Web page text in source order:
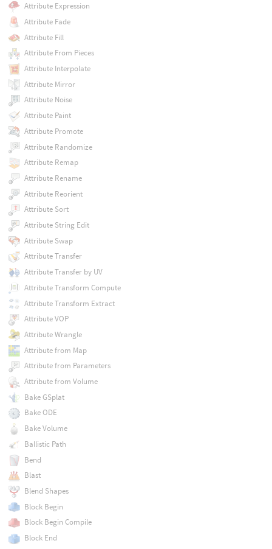
Attribute Expression
Attribute Fade
Attribute Fill
Attribute From Pieces
Attribute Interpolate
Attribute Mirror
Attribute Noise
Attribute Paint
Attribute Promote
Attribute Randomize
Attribute Remap
Attribute Rename
Attribute Reorient
Attribute Sort
Attribute String Edit
Attribute Swap
Attribute Transfer
Attribute Transfer by UV
Attribute Transform Compute
Attribute Transform Extract
Attribute VOP
Attribute Wrangle
Attribute from Map
Attribute from Parameters
Attribute from Volume
Bake GSplat
Bake ODE
Bake Volume
Ballistic Path
Bend
Blast
Blend Shapes
Block Begin
Block Begin Compile
Block End